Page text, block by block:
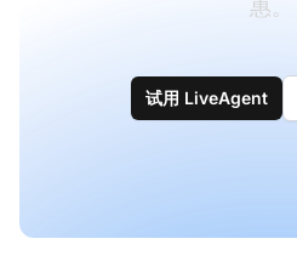
惠。
试用 LiveAgent